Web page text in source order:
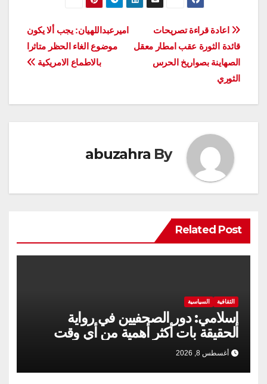
تصفّح
المقالات
اميرعبداللهيان: يجب ألا يكون
موضوع الغاء الحظر متاثرا
بالاطماع الامريكية
اعادة قراءة تصريحات
قائدة الثورة عقب امطار معقل
الصهاينة بصواريخ الحرس
الثوري
By
abuzahra
Related Post
الثقافية السياسية
إسلامي: دور الصحفيين في رواية
الحقيقة بات أكثر أهمية من أي وقت
مضى
أغسطس 8, 2026